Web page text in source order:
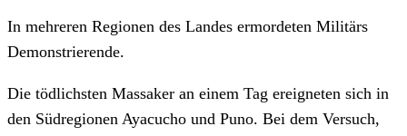
In mehreren Regionen des Landes ermordeten Militärs
Demonstrierende.
Die tödlichsten Massaker an einem Tag ereigneten sich in
den Südregionen Ayacucho und Puno. Bei dem Versuch,